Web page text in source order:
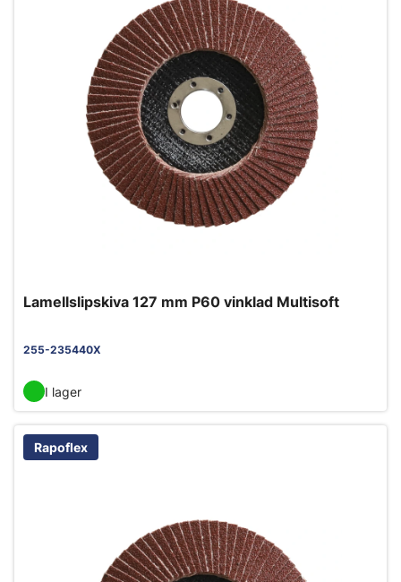
Lamellslipskiva 127 mm P60 vinklad Multisoft
255-235440X
I lager
Rapoflex